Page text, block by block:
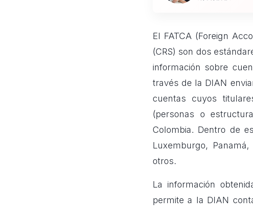
El FATCA (Foreign
(CRS) son dos
información sobre
través de la DIAN
cuentas cuyos
(personas o
Colombia. Dentro de
Luxemburgo,
otros.
La información
permite a la DIAN